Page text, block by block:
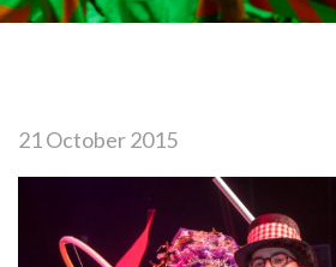
21 October 2015